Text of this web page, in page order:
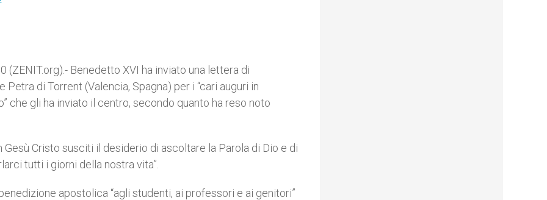
(ZENIT.org).- Benedetto XVI ha inviato una lettera di
di Torrent (Valencia, Spagna) per i “cari auguri in
che gli ha inviato il centro, secondo quanto ha reso noto
Cristo susciti il desiderio di ascoltare la Parola di Dio e di
tutti i giorni della nostra vita”.
apostolica “agli studenti, ai professori e ai genitori”